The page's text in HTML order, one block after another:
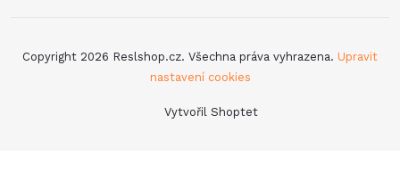
Vytvořil Shoptet
Copyright 2026 Reslshop.cz. Všechna práva vyhrazena. Upravit
nastavení cookies